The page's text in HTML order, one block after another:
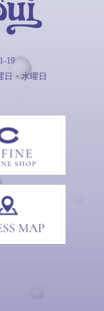
19
日・水曜日